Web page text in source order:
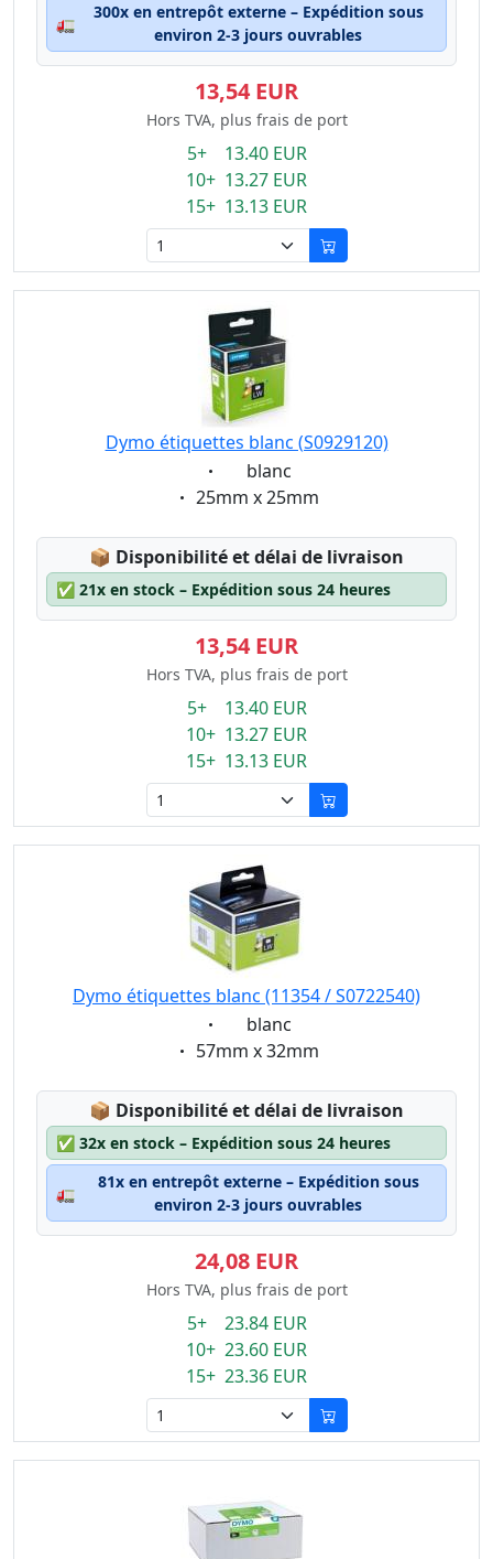
🚛
300x en entrepôt externe – Expédition sous
environ 2-3 jours ouvrables
13,54 EUR
Hors TVA, plus frais de port
5+ 13.40 EUR
10+ 13.27 EUR
15+ 13.13 EUR
Dymo étiquettes blanc (S0929120)
Eigenschaft:
blanc
Eigenschaft:
25mm x 25mm
📦 Lagerstatus:
Disponibilité et délai de livraison
✅ 21x en stock – Expédition sous 24 heures
13,54 EUR
Hors TVA, plus frais de port
5+ 13.40 EUR
10+ 13.27 EUR
15+ 13.13 EUR
Dymo étiquettes blanc (11354 / S0722540)
Eigenschaft:
blanc
Eigenschaft:
57mm x 32mm
📦 Lagerstatus:
Disponibilité et délai de livraison
✅ 32x en stock – Expédition sous 24 heures
🚛
81x en entrepôt externe – Expédition sous
environ 2-3 jours ouvrables
24,08 EUR
Hors TVA, plus frais de port
5+ 23.84 EUR
10+ 23.60 EUR
15+ 23.36 EUR